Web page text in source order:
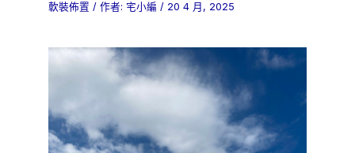
軟裝佈置 / 作者: 宅小編/ 20 4 月, 2025